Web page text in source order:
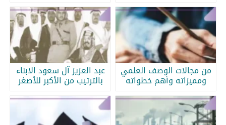
من مجالات الوصف العلمي
ومميزاته وأهم خطواته
عبد العزيز آل سعود الابناء
بالترتيب من الأكبر للأصغر